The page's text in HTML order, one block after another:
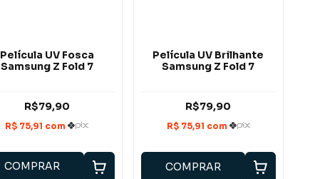
Película UV Fosca
Samsung Z Fold 7
R$79,90
COMPRAR
Película UV Brilhante
Samsung Z Fold 7
R$79,90
COMPRAR